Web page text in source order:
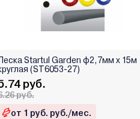
Startul Garden ф2,7мм х 15м
круглая (ST6053-27)
руб.
руб.
от 1 руб. руб./мес.